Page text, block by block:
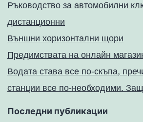
Ръководство за автомобилни
дистанционни
Външни хоризонтални щори
Предимствата на онлайн
Водата става все по-скъпа,
станции все по-необходими.
Последни публикации